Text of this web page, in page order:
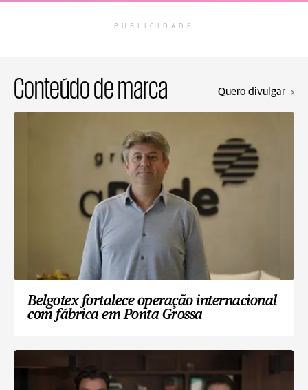
PUBLICIDADE
Conteúdo de marca Quero divulgar
Belgotex fortalece operação internacional
com fábrica em Ponta Grossa